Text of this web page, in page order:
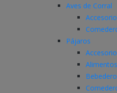
Aves de Corral
Pájaros